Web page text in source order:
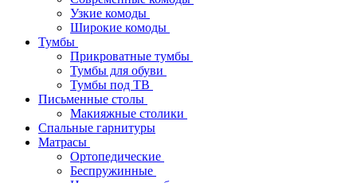
Узкие комоды
Широкие комоды
Тумбы
Прикроватные тумбы
Тумбы для обуви
Тумбы под ТВ
Письменные столы
Макияжные столики
Спальные гарнитуры
Матрасы
Ортопедические
Беспружинные